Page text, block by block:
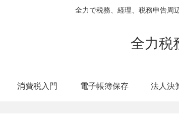
全力で税務、経理、税務申告周
全力税
消費税入門 電子帳簿保存 法人決